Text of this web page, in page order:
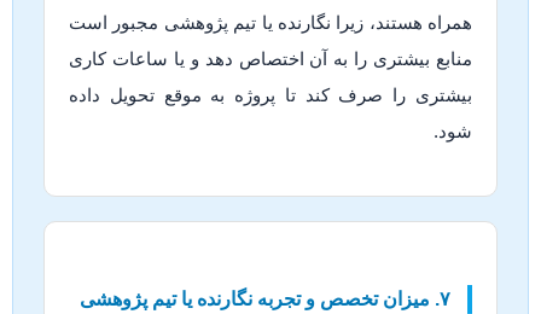
همراه هستند، زیرا نگارنده یا تیم پژوهشی مجبور است
منابع بیشتری را به آن اختصاص دهد و یا ساعات کاری
بیشتری را صرف کند تا پروژه به موقع تحویل داده
شود.
۷. میزان تخصص و تجربه نگارنده یا تیم پژوهشی